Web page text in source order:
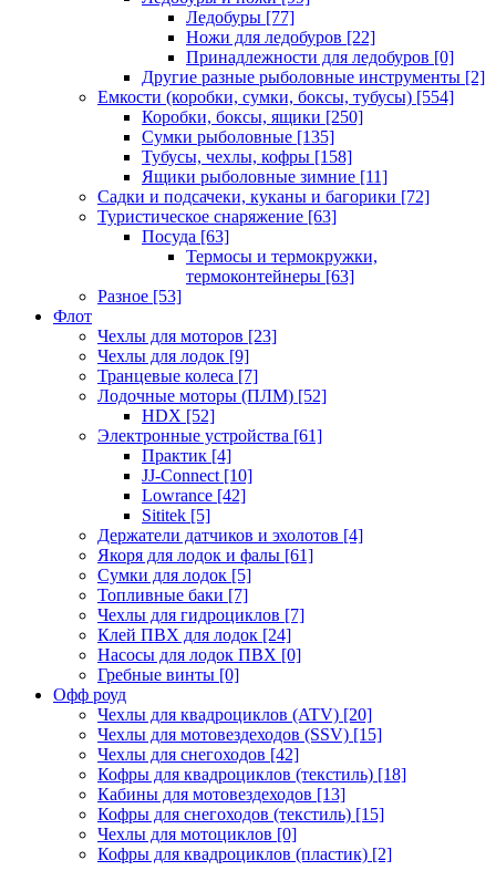
Ледобуры [77]
Ножи для ледобуров [22]
Принадлежности для ледобуров [0]
Другие разные рыболовные инструменты [2]
Емкости (коробки, сумки, боксы, тубусы) [554]
Коробки, боксы, ящики [250]
Сумки рыболовные [135]
Тубусы, чехлы, кофры [158]
Ящики рыболовные зимние [11]
Садки и подсачеки, куканы и багорики [72]
Туристическое снаряжение [63]
Посуда [63]
Термосы и термокружки,
термоконтейнеры [63]
Разное [53]
Флот
Чехлы для моторов [23]
Чехлы для лодок [9]
Транцевые колеса [7]
Лодочные моторы (ПЛМ) [52]
HDX [52]
Электронные устройства [61]
Практик [4]
JJ-Connect [10]
Lowrance [42]
Sititek [5]
Держатели датчиков и эхолотов [4]
Якоря для лодок и фалы [61]
Сумки для лодок [5]
Топливные баки [7]
Чехлы для гидроциклов [7]
Клей ПВХ для лодок [24]
Насосы для лодок ПВХ [0]
Гребные винты [0]
Офф роуд
Чехлы для квадроциклов (ATV) [20]
Чехлы для мотовездеходов (SSV) [15]
Чехлы для снегоходов [42]
Кофры для квадроциклов (текстиль) [18]
Кабины для мотовездеходов [13]
Кофры для снегоходов (текстиль) [15]
Чехлы для мотоциклов [0]
Кофры для квадроциклов (пластик) [2]